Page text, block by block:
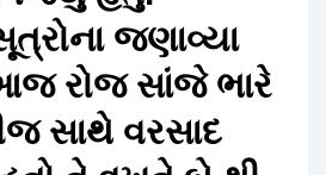
જણાવ્યા
રોજ સાંજે ભારે
સાથે વરસાદ